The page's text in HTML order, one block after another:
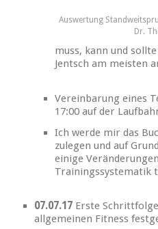
Auswertung
Dr.
muss, kann und
Jentsch am meisten
Vereinbarung eines
17:00 auf der
Ich werde mir das
zulegen und auf
einige
Trainingssystematik
07.07.17 Erste
allgemeinen Fitness